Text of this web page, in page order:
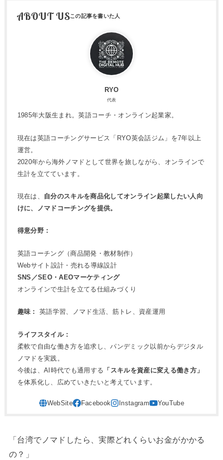
ABOUT US
RYO
代表
1985年大阪生まれ。英語コーチ・オンライン起業家。
現在は英語コーチングサービス「RYO英会話ジム」を7年以上
運営。
2020年から海外ノマドとして世界を旅しながら、オンラインで
生計を立てています。
現在は、 自分のスキルを商品化してオンライン起業したい人向
けに、ノマドコーチングを提供。
得意分野：
英語コーチング（商品開発・教材制作）
Webサイト設計・売れる導線設計
SNS／SEO・AEOマーケティング
オンラインで生計を立てる仕組みづくり
趣味： 英語学習、ノマド生活、筋トレ、資産運用
ライフスタイル：
柔軟で自由な働き方を追求し、パンデミック以前からデジタル
ノマドを実践。
今後は、AI時代でも通用する 「スキルを資産に変える働き方」
を体系化し、広めていきたいと考えています。
「台湾でノマドしたら、実際どれくらいお金がかかる
の？」